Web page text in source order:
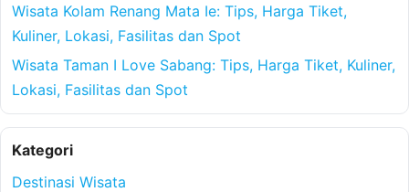
Wisata Kolam Renang Mata Ie: Tips, Harga Tiket,
Kuliner, Lokasi, Fasilitas dan Spot
Wisata Taman I Love Sabang: Tips, Harga Tiket, Kuliner,
Lokasi, Fasilitas dan Spot
Kategori
Destinasi Wisata